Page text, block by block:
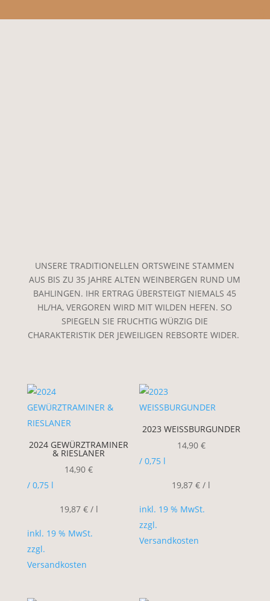
UNSERE TRADITIONELLEN ORTSWEINE STAMMEN
AUS BIS ZU 35 JAHRE ALTEN WEINBERGEN RUND UM
BAHLINGEN. IHR ERTRAG ÜBERSTEIGT NIEMALS 45
HL/HA, VERGOREN WIRD MIT WILDEN HEFEN. SO
SPIEGELN SIE FRUCHTIG WÜRZIG DIE
CHARAKTERISTIK DER JEWEILIGEN REBSORTE WIDER.
2024 GEWÜRZTRAMINER
& RIESLANER
14,90€
/ 0,75 l
19,87 €/ l
inkl. 19 % MwSt.
zzgl.
Versandkosten
2023 WEISSBURGUNDER
14,90 €
/ 0,75 l
19,87€ / l
inkl. 19 % MwSt.
zzgl.
Versandkosten